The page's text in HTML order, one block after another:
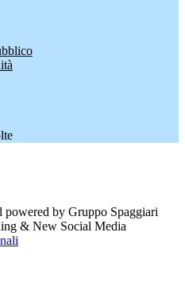
powered by Gruppo Spaggiari
& New Social Media